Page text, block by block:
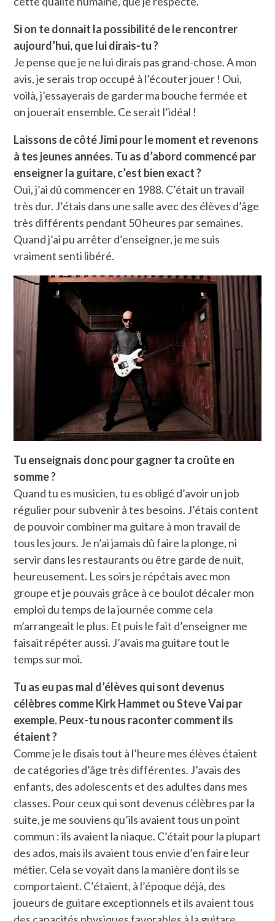
Si on te donnait la possibilité de le rencontrer
aujourd’hui, que lui dirais-tu ?
Je pense que je ne lui dirais pas grand-chose. A mon
avis, je serais trop occupé à l’écouter jouer ! Oui,
voilà, j’essayerais de garder ma bouche fermée et
on jouerait ensemble. Ce serait l’idéal !
Laissons de côté Jimi pour le moment et revenons
à tes jeunes années. Tu as d’abord commencé par
enseigner la guitare, c’est bien exact ?
Oui, j’ai dû commencer en 1988. C’était un travail
très dur. J’étais dans une salle avec des élèves d’âge
très différents pendant 50 heures par semaines.
Quand j’ai pu arrêter d’enseigner, je me suis
vraiment senti libéré.
Tu enseignais donc pour gagner ta croûte en
somme ?
Quand tu es musicien, tu es obligé d’avoir un job
régulier pour subvenir à tes besoins. J’étais content
de pouvoir combiner ma guitare à mon travail de
tous les jours. Je n’ai jamais dû faire la plonge, ni
servir dans les restaurants ou être garde de nuit,
heureusement. Les soirs je répétais avec mon
groupe et je pouvais grâce à ce boulot décaler mon
emploi du temps de la journée comme cela
m’arrangeait le plus. Et puis le fait d’enseigner me
faisait répéter aussi. J’avais ma guitare tout le
temps sur moi.
Tu as eu pas mal d’élèves qui sont devenus
célèbres comme Kirk Hammet ou Steve Vai par
exemple. Peux-tu nous raconter comment ils
étaient ?
Comme je le disais tout à l’heure mes élèves étaient
de catégories d’âge très différentes. J’avais des
enfants, des adolescents et des adultes dans mes
classes. Pour ceux qui sont devenus célèbres par la
suite, je me souviens qu’ils avaient tous un point
commun : ils avaient la niaque. C’était pour la plupart
des ados, mais ils avaient tous envie d’en faire leur
métier. Cela se voyait dans la manière dont ils se
comportaient. C’étaient, à l’époque déjà, des
joueurs de guitare exceptionnels et ils avaient tous